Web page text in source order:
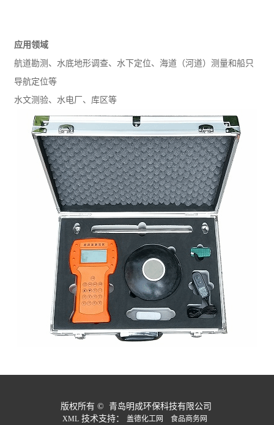
应用领域
航道勘测、水底地形调查、水下定位、海道（河道）测量和船只
导航定位等
水文测验、水电厂、库区等
版权所有 © 青岛明成环保科技有限公司
XML技术支持： 盖德化工网 食品商务网